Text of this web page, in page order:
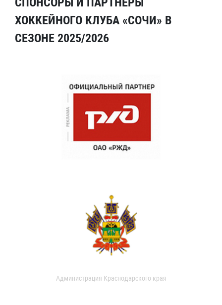
ХОККЕЙНОГО КЛУБА «СОЧИ» В
СЕЗОНЕ 2025/2026
Администрация Краснодарского края